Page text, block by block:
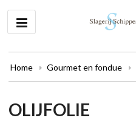
Home Gourmet en fondue
OLIJFOLIE